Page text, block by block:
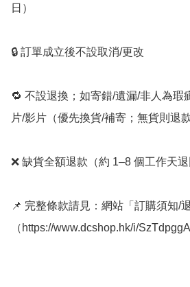
日）
🔒 訂單成立後不設取消/更改
🔁 不設退換；如寄錯/遺漏/非人為瑕
片/影片（優先換貨/補寄；無貨則退款
❌ 缺貨全額退款（約 1–8 個工作天退
📌 完整條款請見：網站「訂購須知/
（https://www.dcshop.hk/i/